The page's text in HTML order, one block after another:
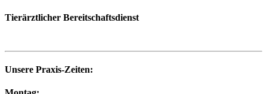
Tierärztlicher Bereitschaftsdienst
Unsere Praxis-Zeiten: